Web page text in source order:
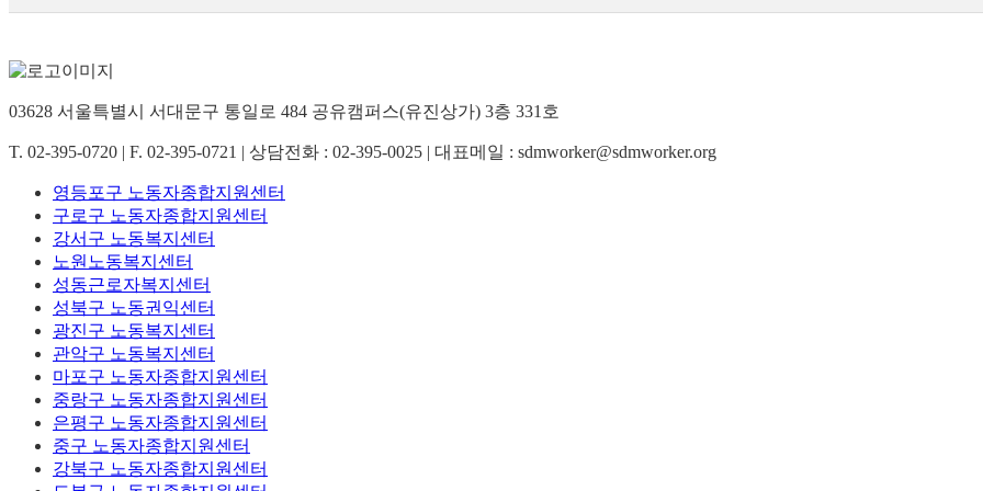
03628 서울특별시 서대문구 통일로 484 공유캠퍼스(유진상가) 3층 331호
T. 02-395-0720 | F. 02-395-0721 | 상담전화 : 02-395-0025 | 대표메일 : sdmworker@sdmworker.org
영등포구 노동자종합지원센터
구로구 노동자종합지원센터
강서구 노동복지센터
노원노동복지센터
성동근로자복지센터
성북구 노동권익센터
광진구 노동복지센터
관악구 노동복지센터
마포구 노동자종합지원센터
중랑구 노동자종합지원센터
은평구 노동자종합지원센터
중구 노동자종합지원센터
강북구 노동자종합지원센터